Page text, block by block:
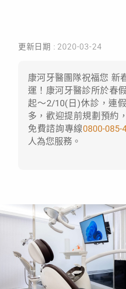
更新日期 : 2020-03-24
康河牙醫團隊祝福您 新
運！康河牙醫診所於春
起～2/10(日)休診，連
多，歡迎提前規劃預約
免費諮詢專線0800-085-
人為您服務。